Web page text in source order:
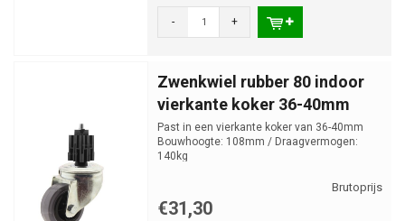
- +
Zwenkwiel rubber 80 indoor
vierkante koker 36-40mm
Past in een vierkante koker van 36-40mm
Bouwhoogte: 108mm / Draagvermogen:
140kg
€31,30